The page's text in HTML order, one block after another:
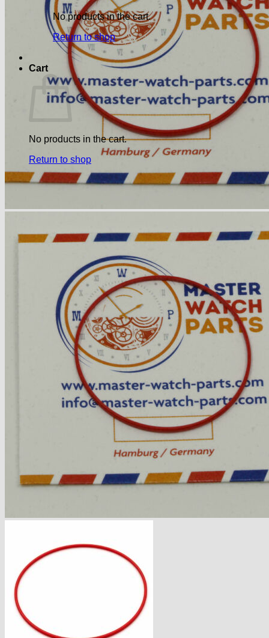
No products in the cart.
Return to shop
Cart
No products in the cart.
Return to shop